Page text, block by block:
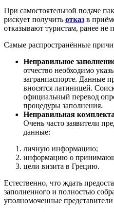
При самостоятельной подаче
рискует получить отказ в
отказывают туристам, ранее
Самые распространённые
Неправильное
отчество необходимо
загранпаспорте. Данные
вносятся латиницей.
официальный перевод
процедуры заполнения.
Неправильная
Очень часто заявители
данные:
личную информацию;
информацию о
цели визита в Грецию.
Естественно, что ждать
заполненного и полностью
уполномоченные представители